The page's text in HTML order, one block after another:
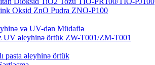
Oksid ZnO Pudra ZNO-P100
və UV-dən Müdafiə
UV əleyhinə örtük ZW-T001/ZM-T001
pasta əleyhinə örtük